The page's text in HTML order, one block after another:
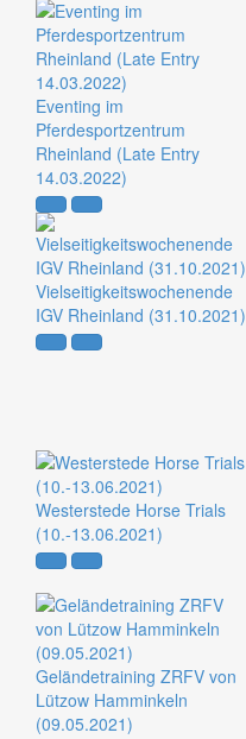
Eventing im
Pferdesportzentrum
Rheinland (Late Entry
14.03.2022)
Vielseitigkeitswochenende
IGV Rheinland (31.10.2021)
Westerstede Horse Trials
(10.-13.06.2021)
Geländetraining ZRFV von
Lützow Hamminkeln
(09.05.2021)